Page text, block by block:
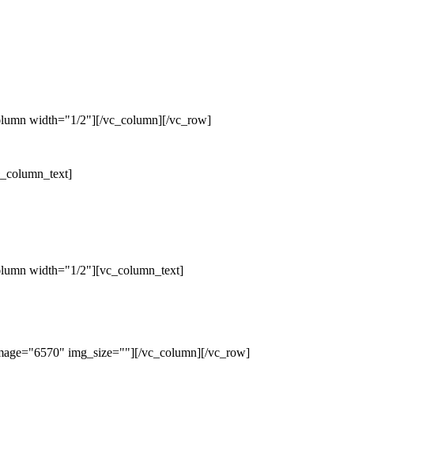
width="1/2"][/vc_column][/vc_row]
width="1/2"][vc_column_text]
img_size=""][/vc_column][/vc_row]